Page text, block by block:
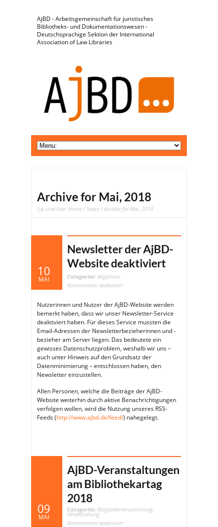
AjBD - Arbeitsgemeinschaft für juristisches
Bibliotheks- und Dokumentationswesen -
Deutschsprachige Sektion der International
Association of Law Libraries
Archive for Mai, 2018
Sie sind hier: Home / News / Archive for Mai, 2018
10
MAI
Newsletter der AjBD-
Website deaktiviert
Categories: Allgemein
Kommentare deaktiviertfür
Website
deaktiviert
Nutzerinnen und Nutzer der AjBD-Website werden
bemerkt haben, dass wir unser Newsletter-Service
deaktiviert haben. Für dieses Service mussten die
Email-Adressen der Newsletterbezieherinnen und -
bezieher am Server liegen. Das bedeutete ein
gewisses Datenschutzproblem, weshalb wir uns –
auch unter Hinweis auf den Grundsatz der
Datenminimierung – entschlossen haben, den
Newsletter einzustellen.
Allen Personen, welche die Beiträge der AjBD-
Website weiterhin durch aktive Benachrichtigungen
verfolgen wollen, wird die Nutzung unseres RSS-
Feeds (http://www.ajbd.de/feed/) nahegelegt.
09
MAI
AjBD-Veranstaltungen
am Bibliothekartag
2018
Categories: Mitgliederversammlung
Veranstaltung
Kommentare deaktiviertfür